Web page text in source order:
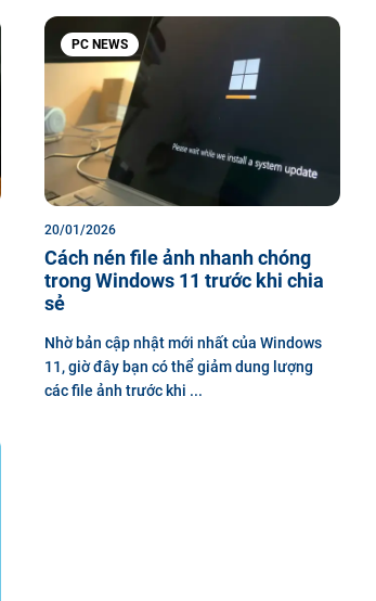
PC NEWS
20/01/2026
Cách nén file ảnh nhanh chóng
trong Windows 11 trước khi chia
sẻ
Nhờ bản cập nhật mới nhất của Windows
11, giờ đây bạn có thể giảm dung lượng
các file ảnh trước khi ...